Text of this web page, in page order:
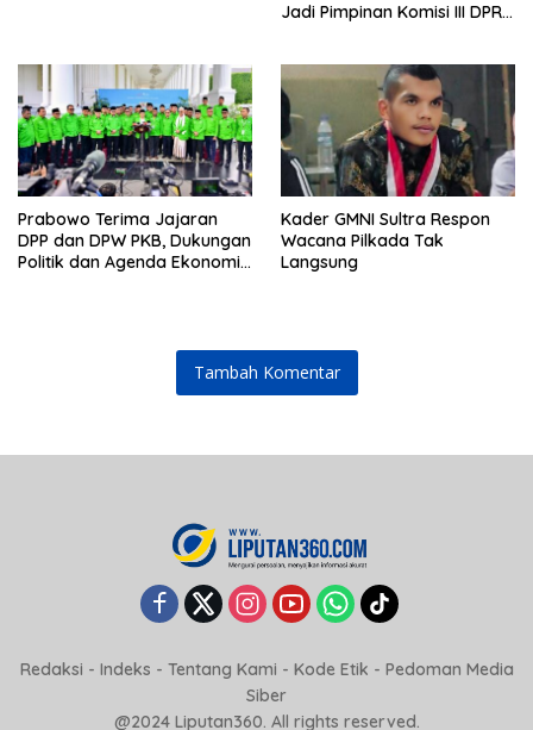
Jadi Pimpinan Komisi III DPR
Prabowo Terima Jajaran
DPP dan DPW PKB, Dukungan
Politik dan Agenda Ekonomi
Kader GMNI Sultra Respon
Wacana Pilkada Tak
Langsung
Tambah Komentar
Redaksi - Indeks - Tentang Kami - Kode Etik - Pedoman Media
Siber
@2024 Liputan360. All rights reserved.